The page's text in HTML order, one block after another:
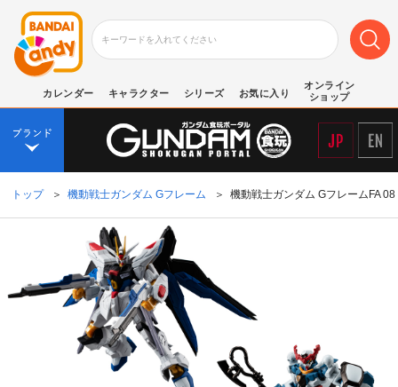
カレンダー キャラクター シリーズ お気に入り
オンライン
ショップ
トップ ＞ 機動戦士ガンダム Gフレーム ＞ 機動戦士ガンダム GフレームFA 08